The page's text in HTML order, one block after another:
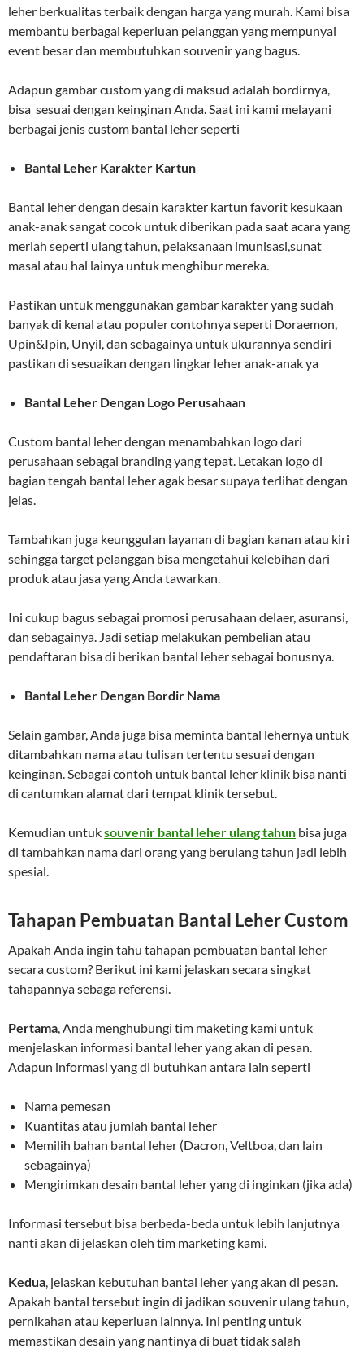
leher berkualitas terbaik dengan harga yang murah. Kami bisa
membantu berbagai keperluan pelanggan yang mempunyai
event besar dan membutuhkan souvenir yang bagus.
Adapun gambar custom yang di maksud adalah bordirnya,
bisa sesuai dengan keinginan Anda. Saat ini kami melayani
berbagai jenis custom bantal leher seperti
Bantal Leher Karakter Kartun
Bantal leher dengan desain karakter kartun favorit kesukaan
anak-anak sangat cocok untuk diberikan pada saat acara yang
meriah seperti ulang tahun, pelaksanaan imunisasi,sunat
masal atau hal lainya untuk menghibur mereka.
Pastikan untuk menggunakan gambar karakter yang sudah
banyak di kenal atau populer contohnya seperti Doraemon,
Upin&Ipin, Unyil, dan sebagainya untuk ukurannya sendiri
pastikan di sesuaikan dengan lingkar leher anak-anak ya
Bantal Leher Dengan Logo Perusahaan
Custom bantal leher dengan menambahkan logo dari
perusahaan sebagai branding yang tepat. Letakan logo di
bagian tengah bantal leher agak besar supaya terlihat dengan
jelas.
Tambahkan juga keunggulan layanan di bagian kanan atau kiri
sehingga target pelanggan bisa mengetahui kelebihan dari
produk atau jasa yang Anda tawarkan.
Ini cukup bagus sebagai promosi perusahaan delaer, asuransi,
dan sebagainya. Jadi setiap melakukan pembelian atau
pendaftaran bisa di berikan bantal leher sebagai bonusnya.
Bantal Leher Dengan Bordir Nama
Selain gambar, Anda juga bisa meminta bantal lehernya untuk
ditambahkan nama atau tulisan tertentu sesuai dengan
keinginan. Sebagai contoh untuk bantal leher klinik bisa nanti
di cantumkan alamat dari tempat klinik tersebut.
Kemudian untuksouvenir bantal leher ulang tahun bisa juga
di tambahkan nama dari orang yang berulang tahun jadi lebih
spesial.
Tahapan Pembuatan Bantal Leher Custom
Apakah Anda ingin tahu tahapan pembuatan bantal leher
secara custom? Berikut ini kami jelaskan secara singkat
tahapannya sebaga referensi.
Pertama, Anda menghubungi tim maketing kami untuk
menjelaskan informasi bantal leher yang akan di pesan.
Adapun informasi yang di butuhkan antara lain seperti
Nama pemesan
Kuantitas atau jumlah bantal leher
Memilih bahan bantal leher (Dacron, Veltboa, dan lain
sebagainya)
Mengirimkan desain bantal leher yang di inginkan (jika ada)
Informasi tersebut bisa berbeda-beda untuk lebih lanjutnya
nanti akan di jelaskan oleh tim marketing kami.
Kedua, jelaskan kebutuhan bantal leher yang akan di pesan.
Apakah bantal tersebut ingin di jadikan souvenir ulang tahun,
pernikahan atau keperluan lainnya. Ini penting untuk
memastikan desain yang nantinya di buat tidak salah